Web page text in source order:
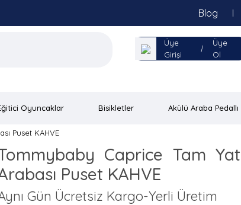
Blog
Üye
Girişi
|
Üye
Ol
Oyuncaklar Bisikletler Akülü Araba
Puset KAHVE
Caprice Tam
Puset KAHVE
Gün Ücretsiz Kargo-Yerli Üretim